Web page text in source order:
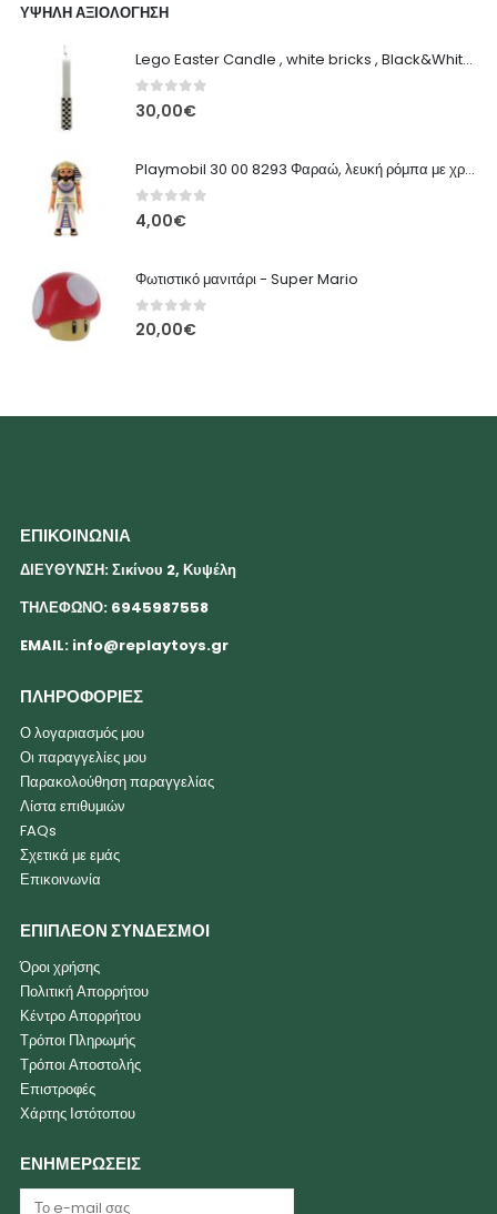
ΥΨΗΛΉ ΑΞΙΟΛΌΓΗΣΗ
Lego Easter Candle , white bricks , Black&White patchwork
0 out of 5
30,00€
Playmobil 30 00 8293 Φαραώ, λευκή ρόμπα με χρυσές διακοσμητικές λεπτομέρειες
0 out of 5
4,00€
Φωτιστικό μανιτάρι - Super Mario
0out of 5
20,00€
ΕΠΙΚΟΙΝΩΝΙΑ
ΔΙΕΥΘΥΝΣΗ: Σικίνου 2, Κυψέλη
ΤΗΛΕΦΩΝΟ: 6945987558
EMAIL: info@replaytoys.gr
ΠΛΗΡΟΦΟΡΙΕΣ
Ο λογαριασμός μου
Οι παραγγελίες μου
Παρακολούθηση παραγγελίας
Λίστα επιθυμιών
FAQs
Σχετικά με εμάς
Επικοινωνία
ΕΠΙΠΛΕΟΝ ΣΥΝΔΕΣΜΟΙ
Όροι χρήσης
Πολιτική Απορρήτου
Κέντρο Απορρήτου
Τρόποι Πληρωμής
Τρόποι Αποστολής
Επιστροφές
Χάρτης Ιστότοπου
ΕΝΗΜΕΡΩΣΕΙΣ